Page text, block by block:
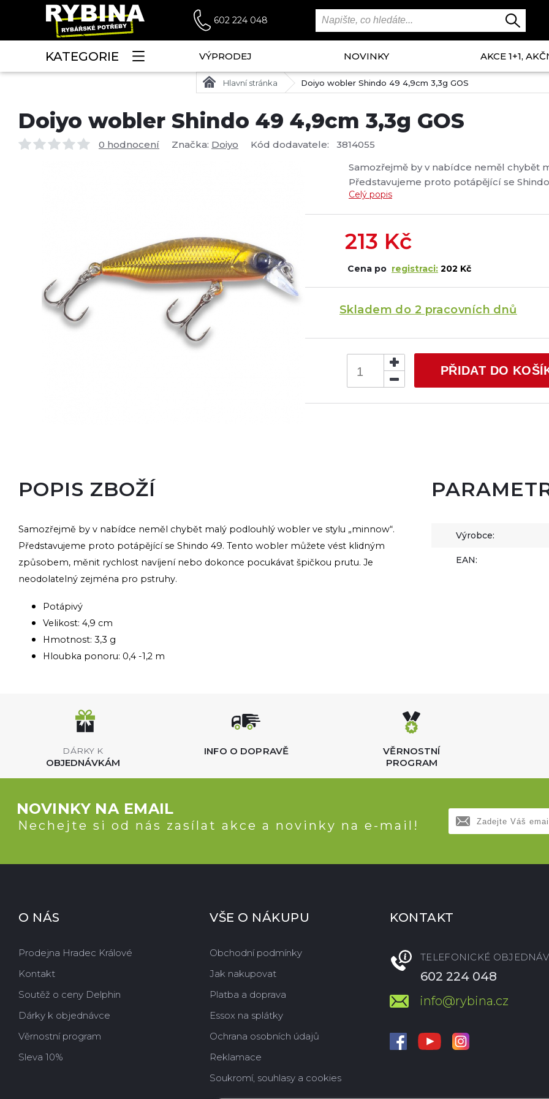
602 224 048
KATEGORIE VÝPRODEJ NOVINKY AKCE 1+1,
Hlavní stránka Doiyo wobler Shindo 49 4,9cm 3,3g GOS
Doiyo wobler Shindo 49 4,9cm 3,3g GOS
0 hodnocení Značka: Doiyo Kód dodavatele: 3814055
Samozřejmě by v nabídce neměl chybět
Představujeme proto potápějící se
měnit rychlost navíjení nebo dokonce
pstruhy. Potápivý Velikost: 4,9 cm
Celý popis
213 Kč
Cena po registraci: 202 Kč
Skladem do 2 pracovních dnů
PŘIDAT DO
POPIS ZBOŽÍ
Samozřejmě by v nabídce neměl chybět malý podlouhlý wobler ve stylu „minnow“.
Představujeme proto potápějící se Shindo 49. Tento wobler můžete vést klidným
způsobem, měnit rychlost navíjení nebo dokonce pocukávat špičkou prutu. Je
neodolatelný zejména pro pstruhy.
Potápivý
Velikost: 4,9 cm
Hmotnost: 3,3 g
Hloubka ponoru: 0,4 -1,2 m
Výrobce:
EAN:
DÁRKY K
OBJEDNÁVKÁM
INFO O DOPRAVĚ
VĚRNOSTNÍ
PROGRAM
NOVINKY NA EMAIL
Nechejte si od nás zasílat akce a novinky na e-mail!
O NÁS
Prodejna Hradec Králové
Kontakt
Soutěž o ceny Delphin
Dárky k objednávce
Věrnostní program
Sleva 10%
VŠE O NÁKUPU
Obchodní podmínky
Jak nakupovat
Platba a doprava
Essox na splátky
Ochrana osobních údajů
Reklamace
Soukromí, souhlasy a cookies
KONTAKT
TELEFONICKÉ
602 224 048
info@rybina.cz